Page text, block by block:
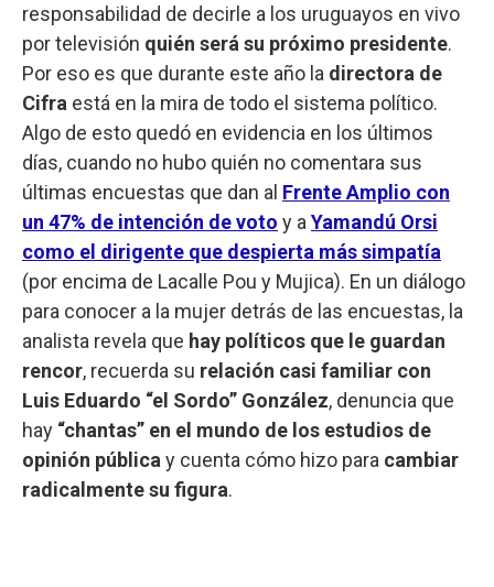
responsabilidad de decirle a los uruguayos en vivo
por televisión quién será su próximo presidente.
Por eso es que durante este año la directora de
Cifra está en la mira de todo el sistema político.
Algo de esto quedó en evidencia en los últimos
días, cuando no hubo quién no comentara sus
últimas encuestas que dan al Frente Amplio con
un 47% de intención de voto y a Yamandú Orsi
como el dirigente que despierta más simpatía
(por encima de Lacalle Pou y Mujica). En un diálogo
para conocer a la mujer detrás de las encuestas, la
analista revela que hay políticos que le guardan
rencor, recuerda su relación casi familiar con
Luis Eduardo “el Sordo” González, denuncia que
hay “chantas” en el mundo de los estudios de
opinión pública y cuenta cómo hizo para cambiar
radicalmente su figura.